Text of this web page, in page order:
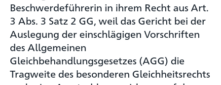
Beschwerdeführerin in ihrem Recht aus Art.
3 Abs. 3 Satz 2 GG, weil das Gericht bei der
Auslegung der einschlägigen Vorschriften
des Allgemeinen
Gleichbehandlungsgesetzes (AGG) die
Tragweite des besonderen Gleichheitsrechts